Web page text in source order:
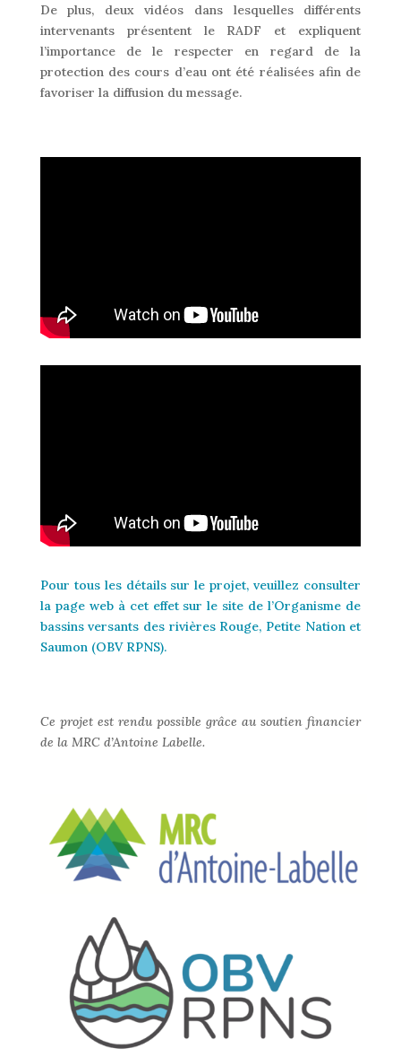
De plus, deux vidéos dans lesquelles différents
intervenants présentent le RADF et expliquent
l’importance de le respecter en regard de la
protection des cours d’eau ont été réalisées afin de
favoriser la diffusion du message.
Pour tous les détails sur le projet, veuillez consulter
la page web à cet effet sur le site de l’Organisme de
bassins versants des rivières Rouge, Petite Nation et
Saumon (OBV RPNS).
Ce projet est rendu possible grâce au soutien financier
de la MRC d’Antoine Labelle.